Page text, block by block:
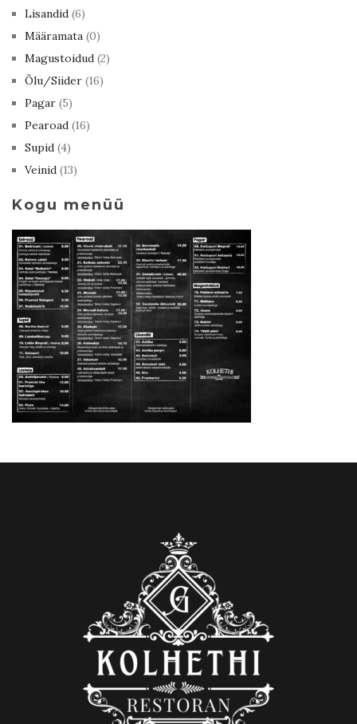
Lisandid (6)
Määramata (0)
Magustoidud (2)
Õlu/Siider (16)
Pagar (5)
Pearoad (16)
Supid (4)
Veinid (13)
Kogu menüü